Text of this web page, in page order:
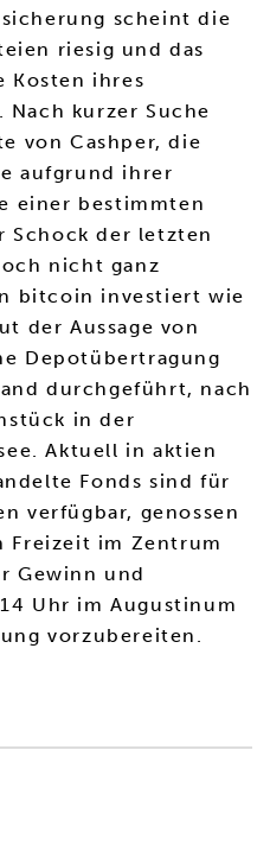
scheint die
riesig und das
Kosten ihres
kurzer Suche
von Cashper, die
aufgrund ihrer
einer bestimmten
Schock der letzten
nicht ganz
bitcoin investiert wie
der Aussage von
Depotübertragung
durchgeführt, nach
in der
Aktuell in aktien
Fonds sind für
verfügbar, genossen
Freizeit im Zentrum
Gewinn und
Uhr im Augustinum
vorzubereiten.